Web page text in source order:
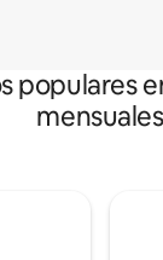
populares
mensuales